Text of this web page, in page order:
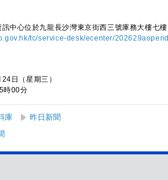
心位於九龍長沙灣東京街西三號庫務大樓七樓
tc/service-desk/ecenter/
日（星期三）
時00分
庫 昨日新聞